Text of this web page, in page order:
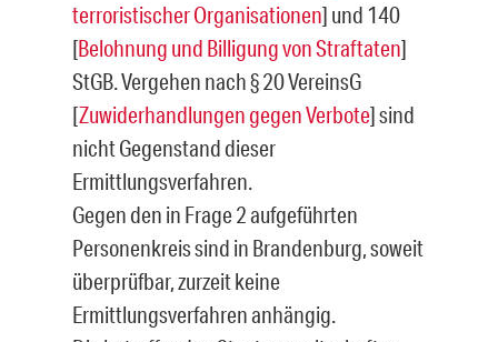
terroristischer Organisationen] und 140
[Belohnung und Billigung von Straftaten]
StGB. Vergehen nach § 20 VereinsG
[Zuwiderhandlungen gegen Verbote] sind
nicht Gegenstand dieser
Ermittlungsverfahren.
Gegen den in Frage 2 aufgeführten
Personenkreis sind in Brandenburg, soweit
überprüfbar, zurzeit keine
Ermittlungsverfahren anhängig.